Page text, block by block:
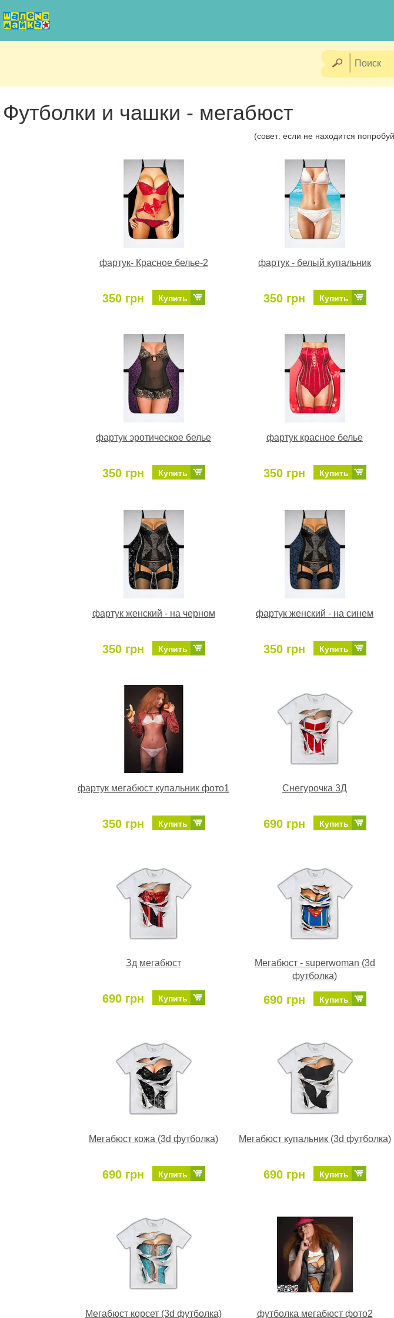
Футболки и чашки - мегабюст
(совет: если не находится
фартук- Красное белье-2
350 грн Купить
фартук - белый купальник
350 грн Купить
фартук эротическое белье
350 грн Купить
фартук красное белье
350 грн Купить
фартук женский - на черном
350 грн Купить
фартук женский - на синем
350 грн Купить
фартук мегабюст купальник фото1
350 грн Купить
Снегурочка 3Д
690 грн Купить
Зд мегабюст
690 грн Купить
Мегабюст - superwoman (3d
футболка)
690 грн Купить
Мегабюст кожа (3d футболка)
690 грн Купить
Мегабюст купальник (3d футболка)
690 грн Купить
Мегабюст корсет (3d футболка) футболка мегабюст фото2